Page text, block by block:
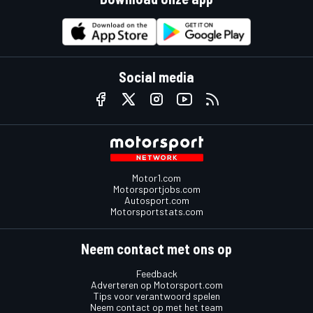
Social media
Motor1.com
Motorsportjobs.com
Autosport.com
Motorsportstats.com
Neem contact met ons op
Feedback
Adverteren op Motorsport.com
Tips voor verantwoord spelen
Neem contact op met het team